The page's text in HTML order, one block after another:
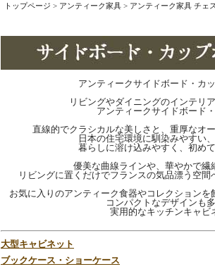
トップページ > アンティーク家具 > アンティーク家具 チェ
アンティークサイドボード・カ
リビングやダイニングのインテリ
アンティークサイドボード
直線的でクラシカルな美しさと、重厚なオ
日本の住宅環境に馴染みやすい
暮らしに溶け込みやすく、初め
優美な曲線ラインや、華やかで繊
リビングに置くだけでフランスの気品漂う空
お気に入りのアンティーク食器やコレクション
コンパクトなデザインも
実用的なキッチンキャビ
大型キャビネット
ブックケース・ショーケース